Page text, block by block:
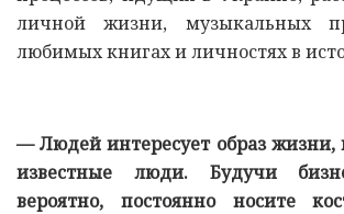
личной жизни, музыкальных
любимых книгах и личностях в
— Людей интересует образ жизни,
известные люди. Будучи
вероятно, постоянно носите